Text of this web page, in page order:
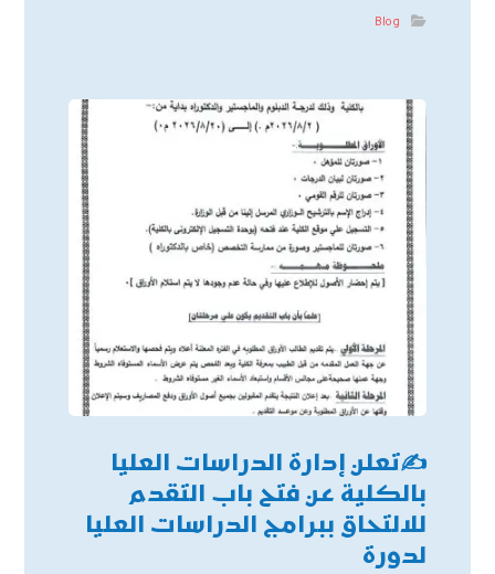
Blog
✍تعلن إدارة الدراسات العليا
بالكلية عن فتح باب التقدم
للالتحاق ببرامج الدراسات العليا
لدورة